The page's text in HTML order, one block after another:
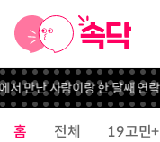
만난 사람이랑 한 달째 연락
홈 전체 19고민+